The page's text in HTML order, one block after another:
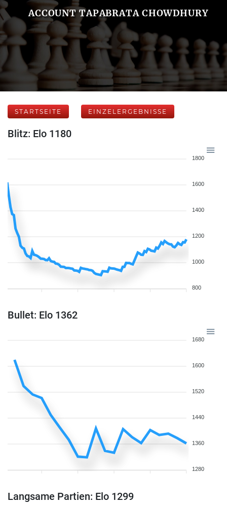
ACCOUNT TAPABRATA CHOWDHURY
STARTSEITE EINZELERGEBNISSE
Blitz: Elo 1180
1800
1600
1400
1200
1000
800
Bullet: Elo 1362
1680
1600
1520
1440
1360
1280
Langsame Partien: Elo 1299